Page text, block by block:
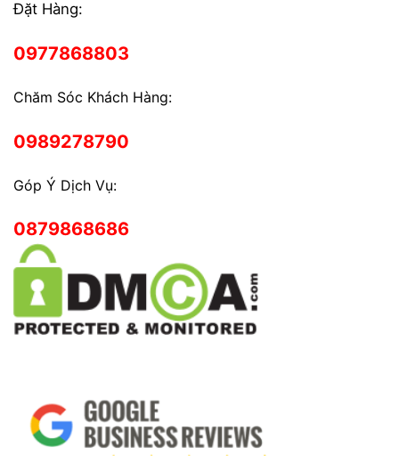
Đặt Hàng:
0977868803
Chăm Sóc Khách Hàng:
0989278790
Góp Ý Dịch Vụ:
0879868686